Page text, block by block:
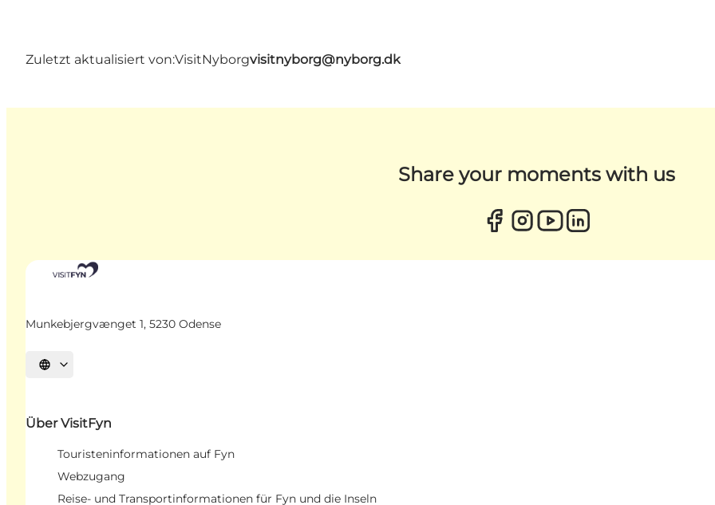
Zuletzt aktualisiert von:VisitNyborgvisitnyborg@nyborg.dk
Share your moments with us
Munkebjergvænget 1, 5230 Odense
Sprache auswählen
Über VisitFyn
Touristeninformationen auf Fyn
Webzugang
Reise- und Transportinformationen für Fyn und die Inseln